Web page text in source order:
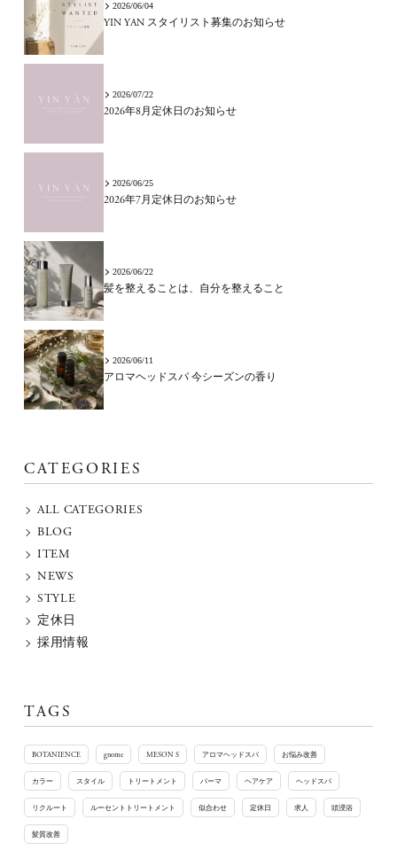
2026/06/04
YIN YAN スタイリスト募集のお知らせ
2026/07/22
2026年8月定休日のお知らせ
2026/06/25
2026年7月定休日のお知らせ
2026/06/22
髪を整えることは、自分を整えること
2026/06/11
アロマヘッドスパ 今シーズンの香り
CATEGORIES
ALL CATEGORIES
BLOG
ITEM
NEWS
STYLE
定休日
採用情報
TAGS
BOTANIENCE gnome MESON S アロマヘッドスパ お悩み改善
カラー スタイル トリートメント パーマ ヘアケア ヘッドスパ
リクルート ルーセントトリートメント 似合わせ 定休日 求人 頭浸浴
髪質改善